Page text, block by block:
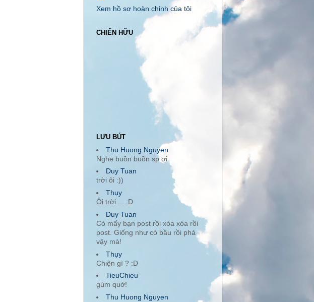
Xem hồ sơ hoàn chỉnh của tôi
CHIẾN HỮU
LƯU BÚT
Thu Huong Nguyen
Nghe buồn buồn sp ơi
Duy Tuan
trời ôi :))
Thụy
Ôi trời ... :D
Duy Tuan
Có mấy bạn post rồi xóa xóa rồi
post. Giống như có bầu rồi phá
vậy mà!
Thụy
Chiện gì ? :D
TieuChieu
gúm quớ!
Thu Huong Nguyen